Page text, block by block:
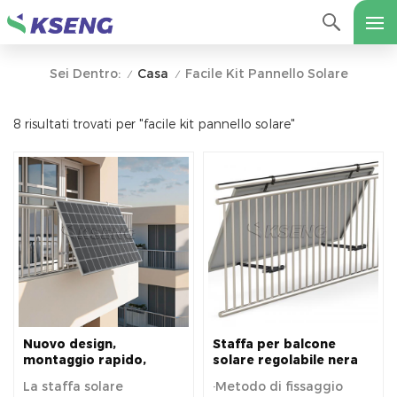
Sei Dentro: / Casa / Facile Kit Pannello Solare
8 risultati trovati per "facile kit pannello solare"
Nuovo design,
montaggio rapido,
universale per pannello
La staffa solare
Staffa per balcone
solare regolabile nera
inverter
·Metodo di fissaggio